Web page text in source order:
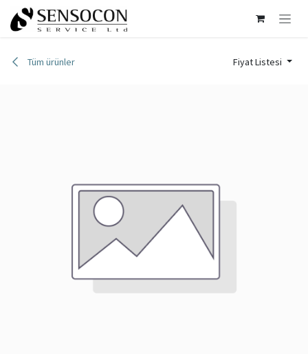
İçereği Atla
Tüm ürünler Fiyat Listesi